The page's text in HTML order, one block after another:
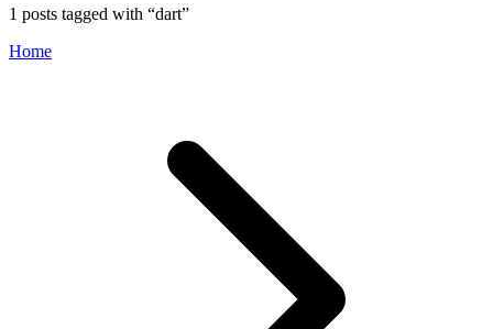
1 posts tagged with “dart”
Home